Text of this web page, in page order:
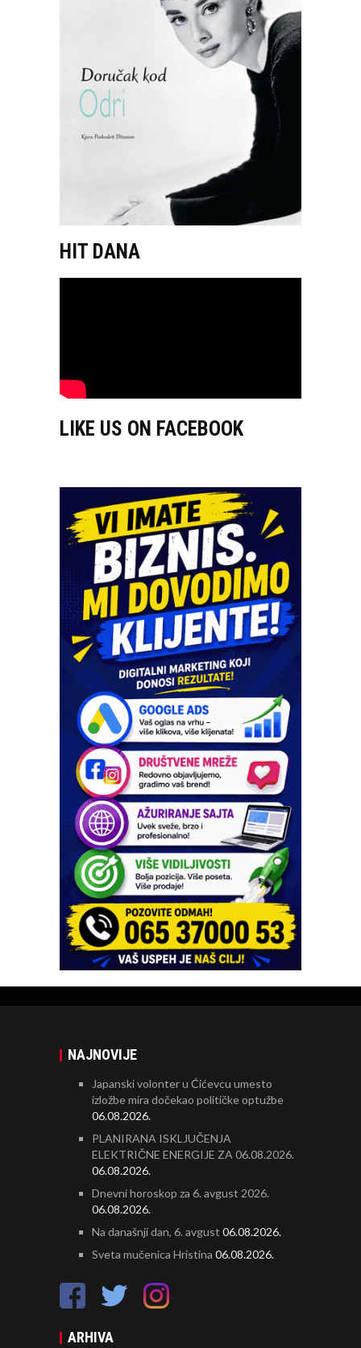
HIT DANA
LIKE US ON FACEBOOK
NAJNOVIJE
Japanski volonter u Ćićevcu umesto
izložbe mira dočekao političke optužbe
06.08.2026.
PLANIRANA ISKLJUČENJA
ELEKTRIČNE ENERGIJE ZA 06.08.2026.
06.08.2026.
Dnevni horoskop za 6. avgust 2026.
06.08.2026.
Na današnji dan, 6. avgust 06.08.2026.
Sveta mučenica Hristina 06.08.2026.
ARHIVA